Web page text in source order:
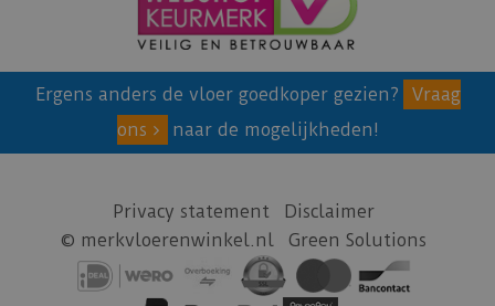
Ergens anders de vloer goedkoper gezien?
Vraag
ons
naar de mogelijkheden!
Privacy statement
Disclaimer
© merkvloerenwinkel.nl
Green Solutions